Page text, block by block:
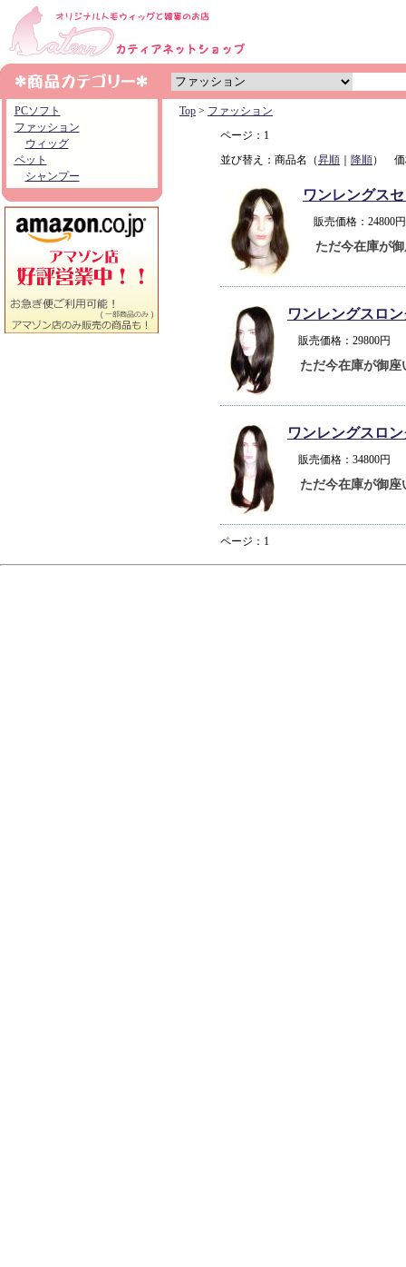
PCソフト
ファッション
ウィッグ
ペット
シャンプー
Top > ファッション
ページ：1
並び替え：商品名（昇順 降順） 価
ワンレングス
販売価格：
ただ今在庫が
ワンレングスロ
販売価格：29800
ただ今在庫が御座
ワンレングスロ
販売価格：34800
ただ今在庫が御座
ページ：1